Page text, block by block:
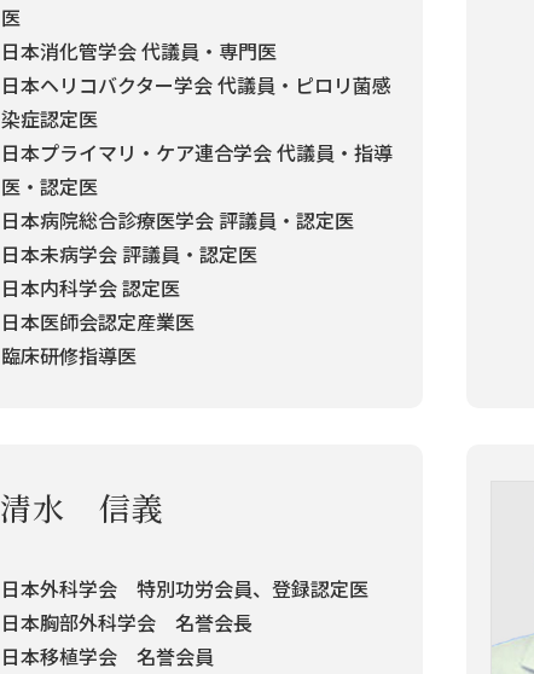
医
日本消化管学会 代議員・専門医
日本ヘリコバクター学会 代議員・ピロリ菌感
染症認定医
日本プライマリ・ケア連合学会 代議員・指導
医・認定医
日本病院総合診療医学会 評議員・認定医
日本未病学会 評議員・認定医
日本内科学会 認定医
日本医師会認定産業医
臨床研修指導医
清水 信義
日本外科学会 特別功労会員、登録認定医
日本胸部外科学会 名誉会長
日本移植学会 名誉会員